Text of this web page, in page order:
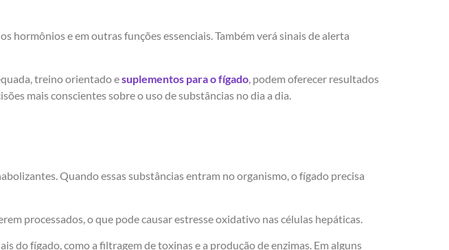
hormônios e em outras funções essenciais. Também verá sinais de alerta
treino orientado esuplementos para o fígado , podem oferecer resultados
mais conscientes sobre o uso de substâncias no dia a dia.
Quando essas substâncias entram no organismo, o fígado precisa
processados, o que pode causar estresse oxidativo nas células hepáticas.
do fígado, como a filtragem de toxinas e a produção de enzimas. Em alguns